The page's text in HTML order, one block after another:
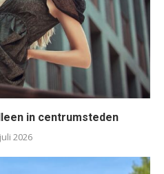
in centrumsteden
2026